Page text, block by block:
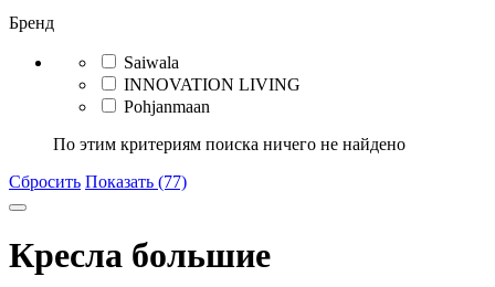
Бренд
Saiwala
INNOVATION LIVING
Pohjanmaan
По этим критериям поиска ничего не найдено
Сбросить Показать (77)
Кресла большие